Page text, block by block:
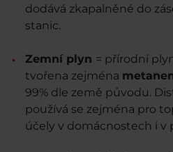
dodává zkapalněné do
stanic.
Zemní plyn = přírodní
tvořena zejména
99% dle země původu.
používá se zejména pro
účely v domácnostech i v